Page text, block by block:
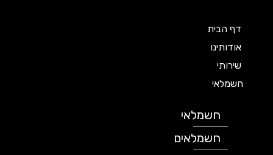
דף הבית
אודותינו
שירותי
חשמלאי
חשמלאי
חשמלאים